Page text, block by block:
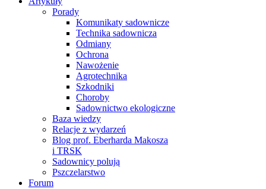
Porady
Komunikaty sadownicze
Technika sadownicza
Odmiany
Ochrona
Nawożenie
Agrotechnika
Szkodniki
Choroby
Sadownictwo ekologiczne
Baza wiedzy
Relacje z wydarzeń
Blog prof. Eberharda Makosza
i TRSK
Sadownicy polują
Pszczelarstwo
Forum